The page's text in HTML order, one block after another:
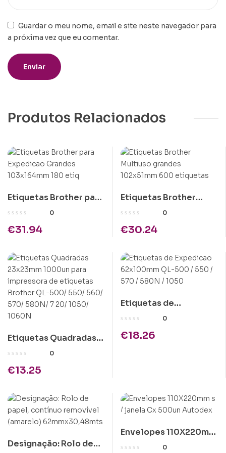
Guardar o meu nome, email e site neste navegador para
a próxima vez que eu comentar.
Produtos Relacionados
Etiquetas Brother para
Expedicao Grandes
0
€31.94
Etiquetas Brother
Multiuso grandes
etiquetas
0
€30.24
Etiquetas Quadradas
23x23mm 1000un para
etiquetas Brother QL-
580N/ 7 20/ 1050/
1060N
0
€13.25
Etiquetas de
Expedicao 62x100mm
580N / 1050
0
€18.26
Designação: Rolo de
Envelopes 110X220mm
s / janela Cx 500un
0